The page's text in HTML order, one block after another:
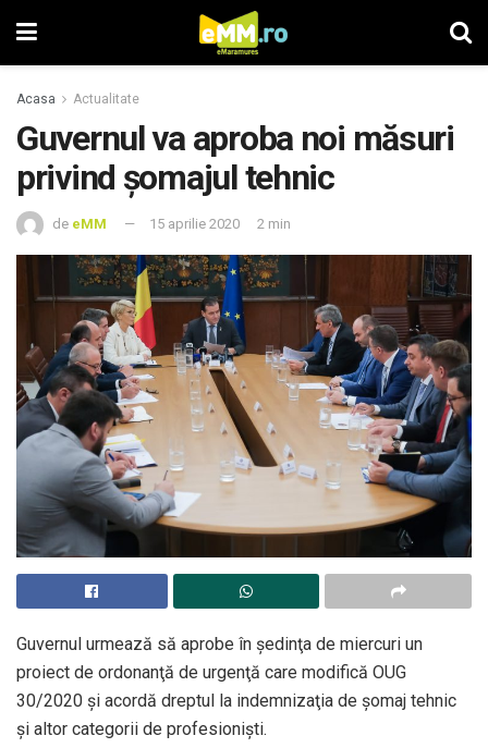
Acasa Actualitate
Guvernul va aproba noi măsuri
privind şomajul tehnic
de eMM 15 aprilie 2020 2 min
Guvernul urmează să aprobe în şedinţa de miercuri un
proiect de ordonanţă de urgenţă care modifică OUG
30/2020 şi acordă dreptul la indemnizaţia de şomaj tehnic
şi altor categorii de profesionişti.